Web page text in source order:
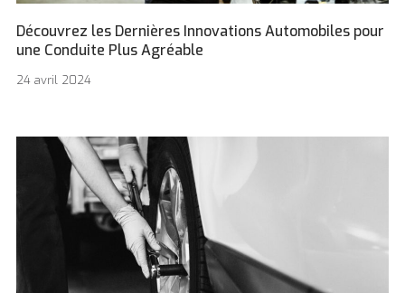
24 avril 2024
Découvrez les Dernières Innovations Automobiles pour
une Conduite Plus Agréable